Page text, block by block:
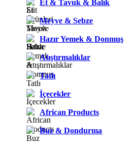
Et & Tavuk & Balık
Meyve & Sebze
Hazır Yemek & Donmuş
Atıştırmalıklar
Tatlı
İçecekler
African Products
Buz & Dondurma